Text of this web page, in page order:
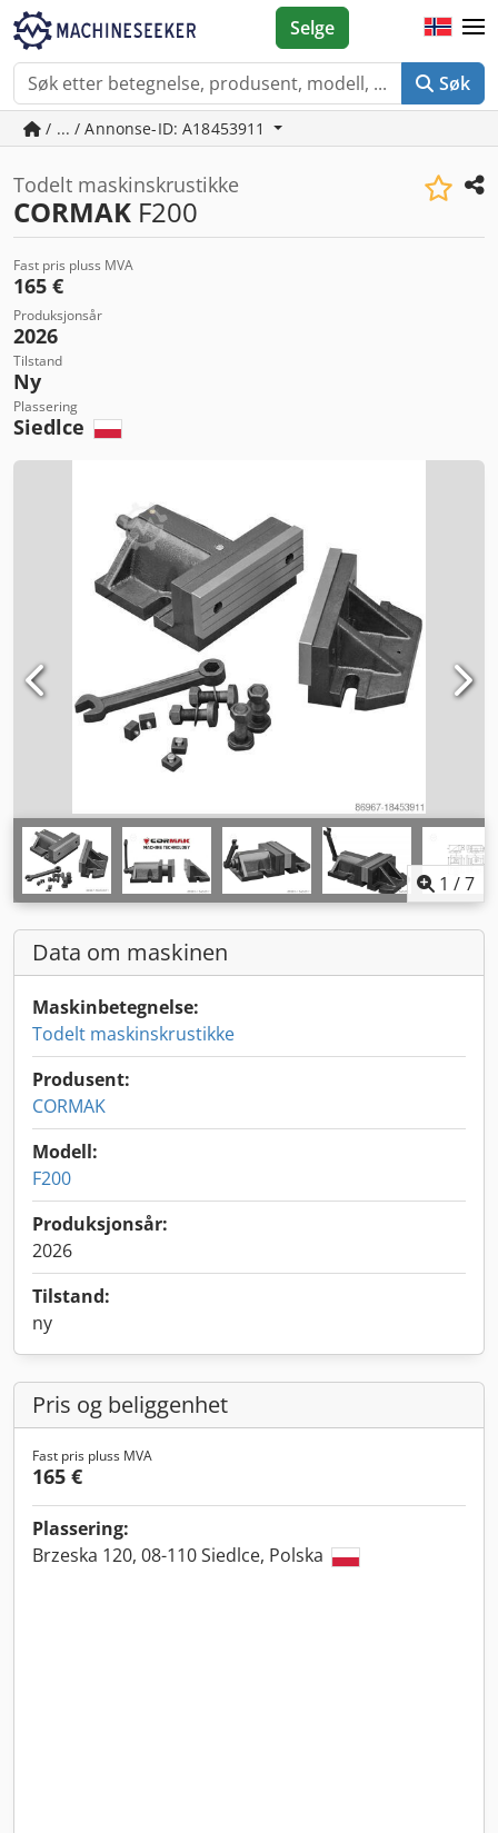
Søk
Selge
/ ... / Annonse-ID: A18453911
Todelt maskinskrustikke
CORMAK F200
Fast pris pluss MVA
165 €
Produksjonsår
2026
Tilstand
Ny
Plassering
Siedlce
1 /7
Data om maskinen
Maskinbetegnelse:
Todelt maskinskrustikke
Produsent:
CORMAK
Modell:
F200
Produksjonsår:
2026
Tilstand:
ny
Pris og beliggenhet
Fast pris pluss MVA
165 €
Plassering:
Brzeska 120, 08-110 Siedlce, Polska